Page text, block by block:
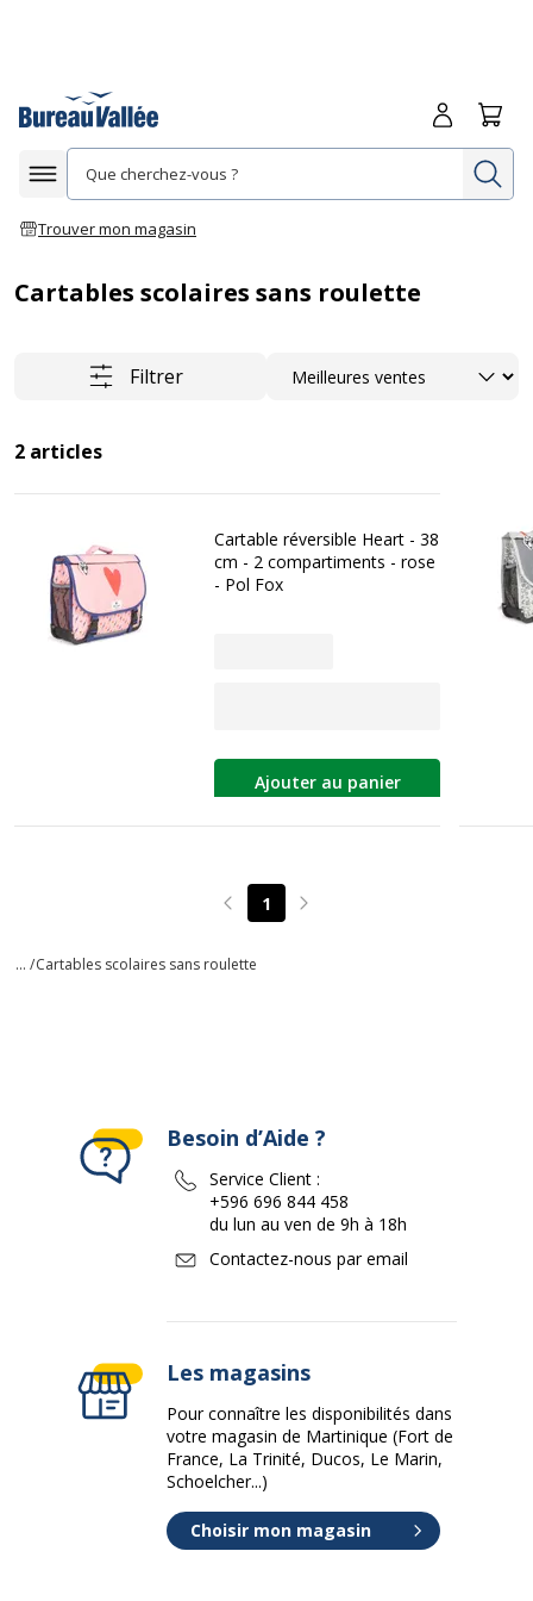
Afficher la navigation
Trouver mon magasin
Me
Cartables scolaires sans roulette
Filtrer Trier
2 articles
Cartable réversible Heart - 38
cm - 2 compartiments - rose
- Pol Fox
Ajouter au panier
Page précédente
1 Page suivante
... /Cartables scolaires sans roulette
Besoin d’Aide ?
Service Client :
+596 696 844 458
du lun au ven de 9h à 18h
Contactez-nous par email
Les magasins
Pour connaître les disponibilités dans
votre magasin de Martinique (Fort de
France, La Trinité, Ducos, Le Marin,
Schoelcher...)
Choisir mon magasin